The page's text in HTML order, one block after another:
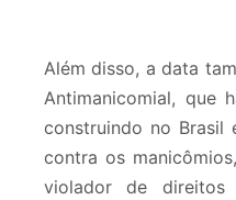
Além disso, a data
Antimanicomial, que
construindo no Brasil
contra os
violador de